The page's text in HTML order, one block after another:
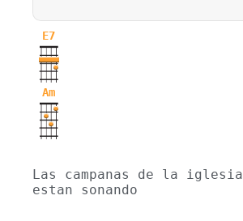
E7
Am
Las campanas de la iglesia
estan sonando